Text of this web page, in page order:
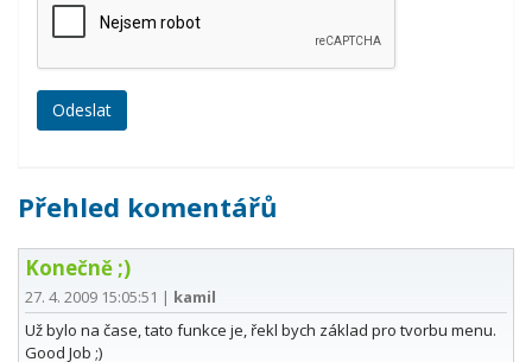
Přehled komentářů
Konečně ;)
27. 4. 2009 15:05:51 | kamil
Už bylo na čase, tato funkce je, řekl bych základ pro tvorbu menu.
Good Job ;)